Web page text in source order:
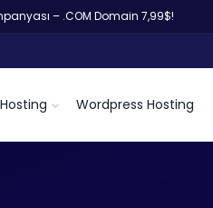
– .COM Domain 7,99$!
Hosting Wordpress Hosting